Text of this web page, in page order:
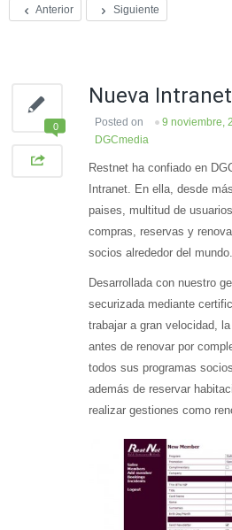
Anterior Siguiente
0
Nueva
Posted on 9 noviembre,
DGCmedia
Restnet ha confiado en
Intranet. En ella, desde
paises, multitud de
compras, reservas y
socios alrededor del mundo.
Desarrollada con nuestro
securizada mediante
trabajar a gran velocidad,
antes de renovar por
todos sus programas
además de reservar
realizar gestiones como